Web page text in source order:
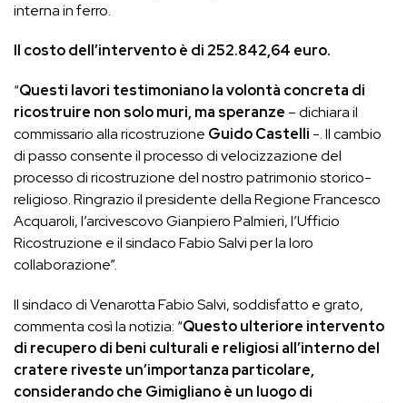
interna in ferro.
Il costo dell’intervento è di 252.842,64 euro.
“Questi lavori testimoniano la volontà concreta di
ricostruire non solo muri, ma speranze – dichiara il
commissario alla ricostruzione Guido Castelli -. Il cambio
di passo consente il processo di velocizzazione del
processo di ricostruzione del nostro patrimonio storico-
religioso. Ringrazio il presidente della Regione Francesco
Acquaroli, l’arcivescovo Gianpiero Palmieri, l’Ufficio
Ricostruzione e il sindaco Fabio Salvi per la loro
collaborazione”.
Il sindaco di Venarotta Fabio Salvi, soddisfatto e grato,
commenta così la notizia: “Questo ulteriore intervento
di recupero di beni culturali e religiosi all’interno del
cratere riveste un’importanza particolare,
considerando che Gimigliano è un luogo di